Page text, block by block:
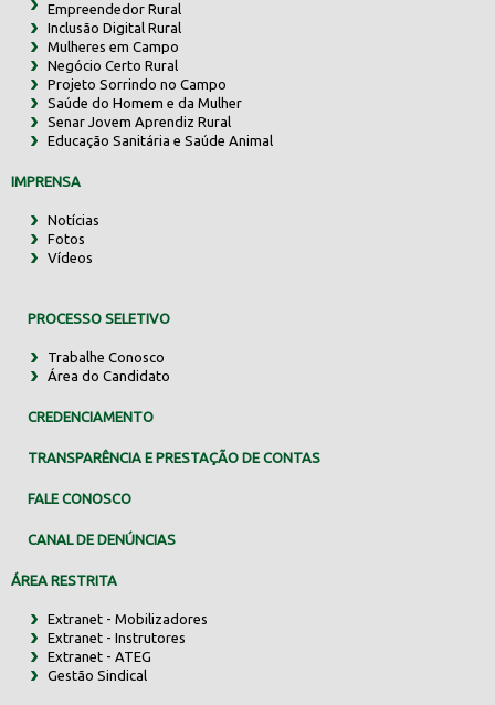
Empreendedor Rural
Inclusão Digital Rural
Mulheres em Campo
Negócio Certo Rural
Projeto Sorrindo no Campo
Saúde do Homem e da Mulher
Senar Jovem Aprendiz Rural
Educação Sanitária e Saúde Animal
IMPRENSA
Notícias
Fotos
Vídeos
PROCESSO SELETIVO
Trabalhe Conosco
Área do Candidato
CREDENCIAMENTO
TRANSPARÊNCIA E PRESTAÇÃO DE CONTAS
FALE CONOSCO
CANAL DE DENÚNCIAS
ÁREA RESTRITA
Extranet - Mobilizadores
Extranet - Instrutores
Extranet - ATEG
Gestão Sindical